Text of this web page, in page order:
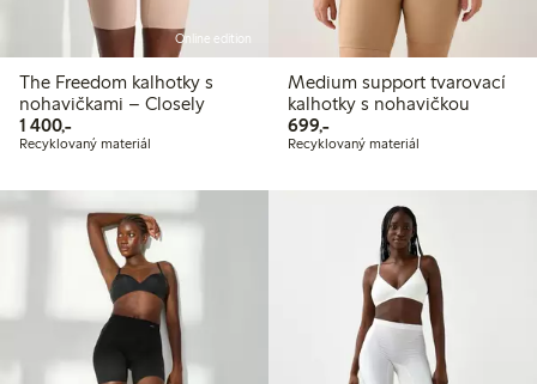
Online edition
The Freedom kalhotky s
nohavičkami – Closely
1 400,-1 400,00 Kč
Recyklovaný materiál
Medium support tvarovací
kalhotky s nohavičkou
699,-699,00 Kč
Recyklovaný materiál